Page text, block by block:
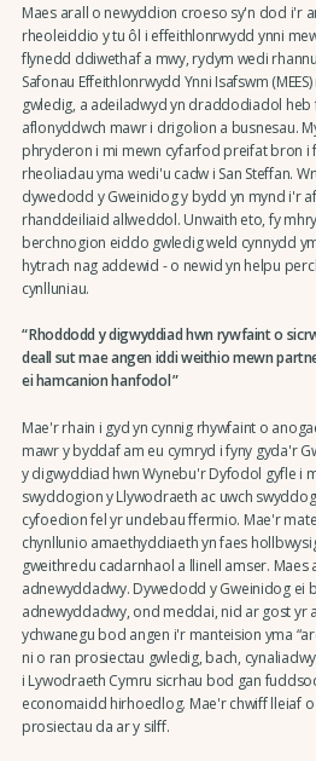
Maes arall o newyddion croeso sy'n dod i'r
rheoleiddio y tu ôl i effeithlonrwydd ynni
flynedd ddiwethaf a mwy, rydym wedi
Safonau Effeithlonrwydd Ynni Isafswm
gwledig, a adeiladwyd yn draddodiadol
aflonyddwch mawr i drigolion a busnesau.
phryderon i mi mewn cyfarfod preifat bron i
rheoliadau yma wedi'u cadw i San Steffan.
dywedodd y Gweinidog y bydd yn mynd i'r
rhanddeiliaid allweddol. Unwaith eto, fy
berchnogion eiddo gwledig weld cynnydd
hytrach nag addewid - o newid yn helpu
cynlluniau.
Rhoddodd y digwyddiad hwn rywfaint o
deall sut mae angen iddi weithio mewn
ei hamcanion hanfodol
Mae'r rhain i gyd yn cynnig rhywfaint o
mawr y byddaf am eu cymryd i fyny gyda'r
y digwyddiad hwn Wynebu'r Dyfodol gyfle i
swyddogion y Llywodraeth ac uwch
cyfoedion fel yr undebau ffermio. Mae'r
chynllunio amaethyddiaeth yn faes
gweithredu cadarnhaol a llinell amser. Maes
adnewyddadwy. Dywedodd y Gweinidog ei
adnewyddadwy, ond meddai, nid ar gost yr
ychwanegu bod angen i'r manteision yma
ni o ran prosiectau gwledig, bach,
i Lywodraeth Cymru sicrhau bod gan
economaidd hirhoedlog. Mae'r chwiff lleiaf
prosiectau da ar y silff.